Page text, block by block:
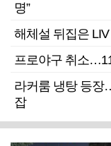
명”
해체설 뒤집은
프로야구 취소
라커룸 냉탕 등장
잡